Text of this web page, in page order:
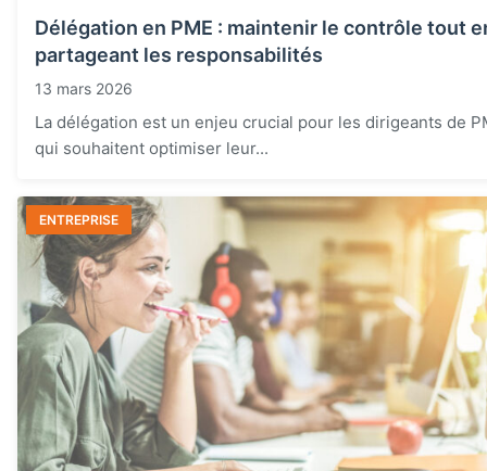
Délégation en PME : maintenir le contrôle tout
partageant les responsabilités
13 mars 2026
La délégation est un enjeu crucial pour les dirigeants de
qui souhaitent optimiser leur...
ENTREPRISE